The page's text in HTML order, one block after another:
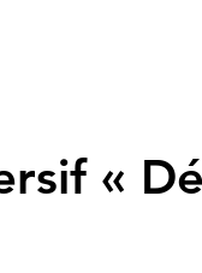
«